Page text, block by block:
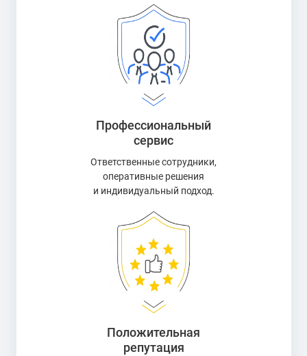
Профессиональный
сервис
Ответственные сотрудники,
оперативные решения
и индивидуальный подход.
Положительная
репутация